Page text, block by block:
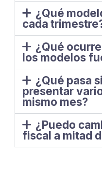
¿Qué
cada
¿Qué
los modelos
¿Qué pasa
presentar
mismo mes?
¿Puedo
fiscal a mitad